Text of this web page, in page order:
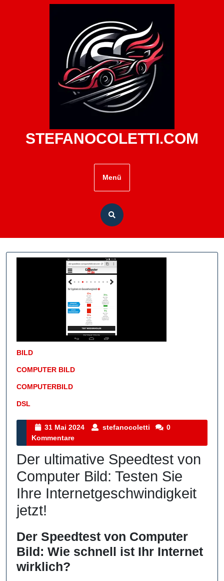
STEFANOCOLETTI.COM
Menü
BILD
COMPUTER BILD
COMPUTERBILD
DSL
Kategorie
31 Mai 2024
31
2024
stefanocoletti stefanocoletti
0
Kommentare
Der ultimative Speedtest von
Computer Bild: Testen Sie
Ihre Internetgeschwindigkeit
jetzt!
Der Speedtest von Computer
Bild: Wie schnell ist Ihr Internet
wirklich?